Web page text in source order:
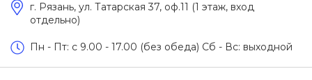
г. Рязань, ул. Татарская 37, оф.11 (1 этаж, вход
отдельно)
Пн - Пт: c 9.00 - 17.00 (без обеда) Сб - Вс: выходной